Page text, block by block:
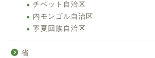
チベット自治区
内モンゴル自治区
寧夏回族自治区
省